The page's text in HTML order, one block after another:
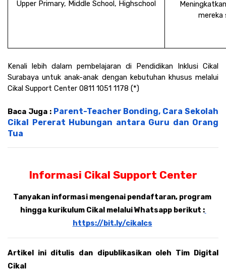
Upper Primary, Middle School, Highschool
Kenali lebih dalam pembelajaran di Pendidikan Inklusi Cikal
Surabaya untuk anak-anak dengan kebutuhan khusus melalui
Cikal Support Center 0811 1051 1178 (*)
Baca Juga : Parent-Teacher Bonding, Cara Sekolah
Cikal Pererat Hubungan antara Guru dan Orang
Tua
Informasi Cikal Support Center
Tanyakan informasi mengenai pendaftaran, program
hingga kurikulum Cikal melalui Whatsapp berikut :
https://bit.ly/cikalcs
Artikel ini ditulis dan dipublikasikan oleh Tim Digital
Cikal